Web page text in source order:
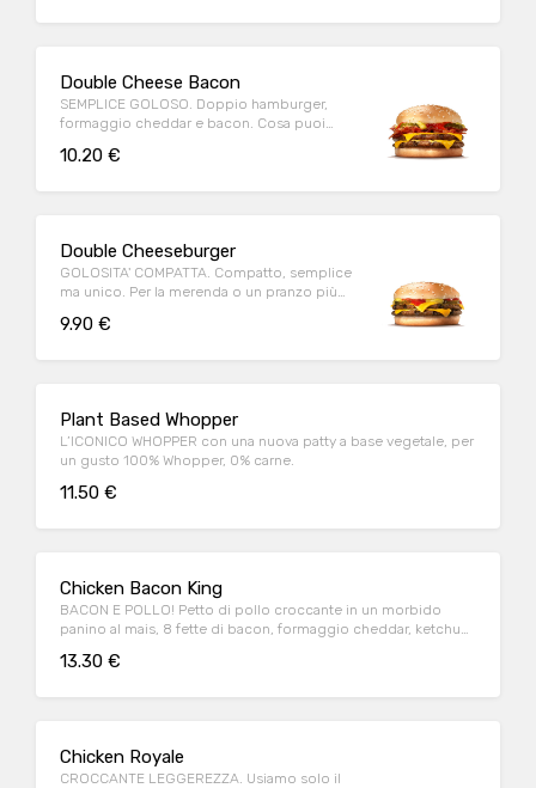
Double Cheese Bacon
SEMPLICE GOLOSO. Doppio hamburger,
formaggio cheddar e bacon. Cosa puoi
10.20 €
Double Cheeseburger
GOLOSITA' COMPATTA. Compatto, semplice
ma unico. Per la merenda o un pranzo più
9.90 €
Plant Based Whopper
L’ICONICO WHOPPER con una nuova patty a base vegetale, per
un gusto 100% Whopper, 0% carne.
11.50 €
Chicken Bacon King
BACON E POLLO! Petto di pollo croccante in un morbido
panino al mais, 8 fette di bacon, formaggio cheddar, ketchup,
13.30 €
Chicken Royale
CROCCANTE LEGGEREZZA. Usiamo solo il